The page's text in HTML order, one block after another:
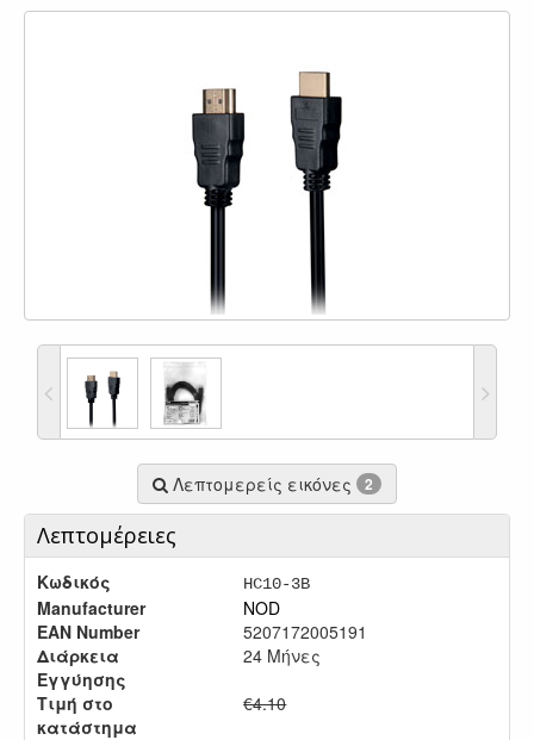
Λεπτομερείς εικόνες 2
Λεπτομέρειες
Κωδικός HC10-3B
Manufacturer
NOD
EAN Number
5207172005191
Διάρκεια
Εγγύησης
24 Μήνες
Τιμή στο
κατάστημα
€4.10